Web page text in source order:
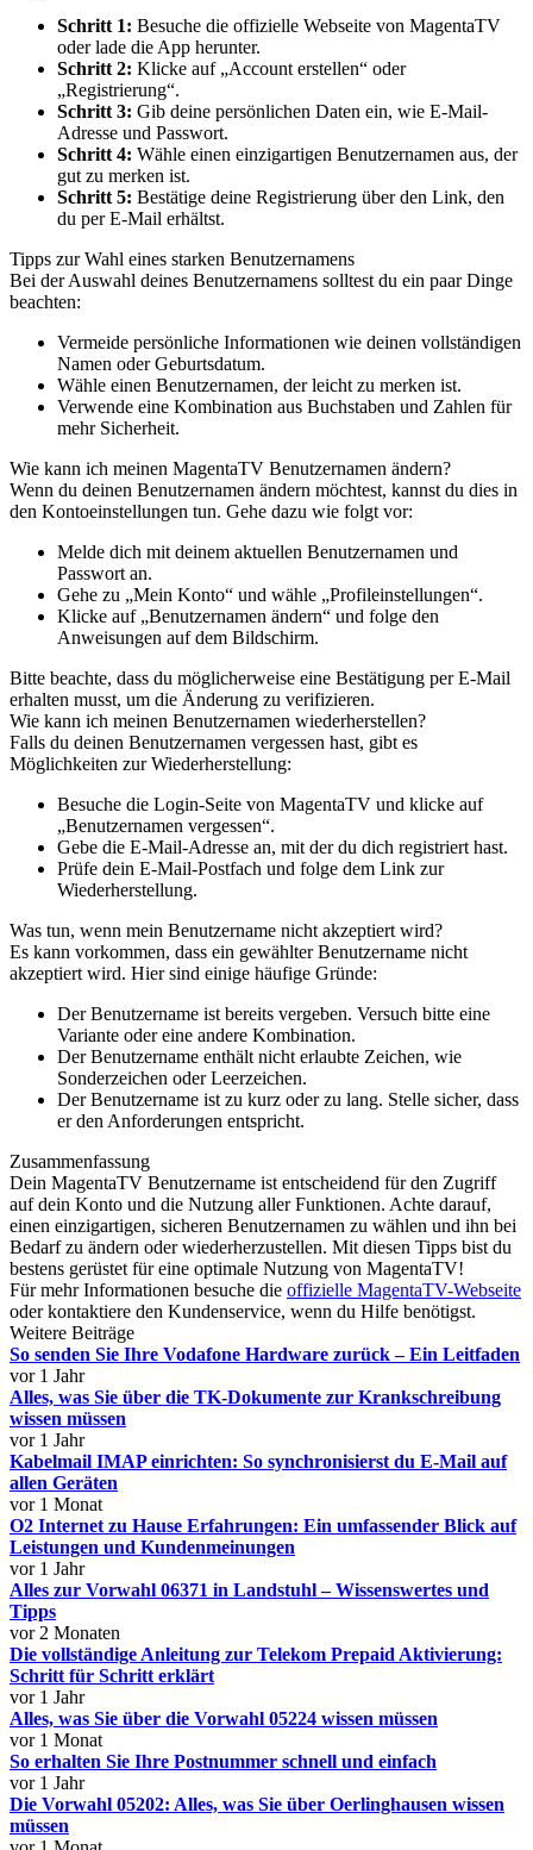
Schritt 1: Besuche die offizielle Webseite von MagentaTV
oder lade die App herunter.
Schritt 2: Klicke auf „Account erstellen“ oder
„Registrierung“.
Schritt 3: Gib deine persönlichen Daten ein, wie E-Mail-
Adresse und Passwort.
Schritt 4: Wähle einen einzigartigen Benutzernamen aus, der
gut zu merken ist.
Schritt 5: Bestätige deine Registrierung über den Link, den
du per E-Mail erhältst.
Tipps zur Wahl eines starken Benutzernamens
Bei der Auswahl deines Benutzernamens solltest du ein paar Dinge
beachten:
Vermeide persönliche Informationen wie deinen vollständigen
Namen oder Geburtsdatum.
Wähle einen Benutzernamen, der leicht zu merken ist.
Verwende eine Kombination aus Buchstaben und Zahlen für
mehr Sicherheit.
Wie kann ich meinen MagentaTV Benutzernamen ändern?
Wenn du deinen Benutzernamen ändern möchtest, kannst du dies in
den Kontoeinstellungen tun. Gehe dazu wie folgt vor:
Melde dich mit deinem aktuellen Benutzernamen und
Passwort an.
Gehe zu „Mein Konto“ und wähle „Profileinstellungen“.
Klicke auf „Benutzernamen ändern“ und folge den
Anweisungen auf dem Bildschirm.
Bitte beachte, dass du möglicherweise eine Bestätigung per E-Mail
erhalten musst, um die Änderung zu verifizieren.
Wie kann ich meinen Benutzernamen wiederherstellen?
Falls du deinen Benutzernamen vergessen hast, gibt es
Möglichkeiten zur Wiederherstellung:
Besuche die Login-Seite von MagentaTV und klicke auf
„Benutzernamen vergessen“.
Gebe die E-Mail-Adresse an, mit der du dich registriert hast.
Prüfe dein E-Mail-Postfach und folge dem Link zur
Wiederherstellung.
Was tun, wenn mein Benutzername nicht akzeptiert wird?
Es kann vorkommen, dass ein gewählter Benutzername nicht
akzeptiert wird. Hier sind einige häufige Gründe:
Der Benutzername ist bereits vergeben. Versuch bitte eine
Variante oder eine andere Kombination.
Der Benutzername enthält nicht erlaubte Zeichen, wie
Sonderzeichen oder Leerzeichen.
Der Benutzername ist zu kurz oder zu lang. Stelle sicher, dass
er den Anforderungen entspricht.
Zusammenfassung
Dein MagentaTV Benutzername ist entscheidend für den Zugriff
auf dein Konto und die Nutzung aller Funktionen. Achte darauf,
einen einzigartigen, sicheren Benutzernamen zu wählen und ihn bei
Bedarf zu ändern oder wiederherzustellen. Mit diesen Tipps bist du
bestens gerüstet für eine optimale Nutzung von MagentaTV!
Für mehr Informationen besuche die offizielle MagentaTV-Webseite
oder kontaktiere den Kundenservice, wenn du Hilfe benötigst.
Weitere Beiträge
So senden Sie Ihre Vodafone Hardware zurück – Ein Leitfaden
vor 1 Jahr
Alles, was Sie über die TK-Dokumente zur Krankschreibung
wissen müssen
vor 1 Jahr
Kabelmail IMAP einrichten: So synchronisierst du E-Mail auf
allen Geräten
vor 1 Monat
O2 Internet zu Hause Erfahrungen: Ein umfassender Blick auf
Leistungen und Kundenmeinungen
vor 1 Jahr
Alles zur Vorwahl 06371 in Landstuhl – Wissenswertes und
Tipps
vor 2 Monaten
Die vollständige Anleitung zur Telekom Prepaid Aktivierung:
Schritt für Schritt erklärt
vor 1 Jahr
Alles, was Sie über die Vorwahl 05224 wissen müssen
vor 1 Monat
So erhalten Sie Ihre Postnummer schnell und einfach
vor 1 Jahr
Die Vorwahl 05202: Alles, was Sie über Oerlinghausen wissen
müssen